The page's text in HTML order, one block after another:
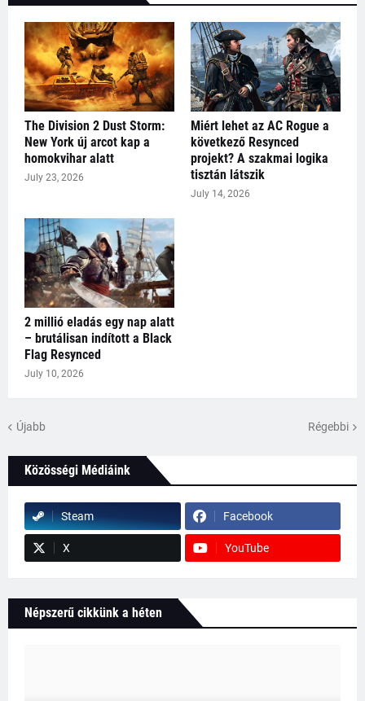
The Division 2 Dust Storm:
New York új arcot kap a
homokvihar alatt
July 23, 2026
Miért lehet az AC Rogue a
következő Resynced
projekt? A szakmai logika
tisztán látszik
July 14, 2026
2 millió eladás egy nap alatt
– brutálisan indított a Black
Flag Resynced
July 10, 2026
Újabb Régebbi
Közösségi Médiáink
Steam Facebook
X YouTube
Népszerű cikkünk a héten